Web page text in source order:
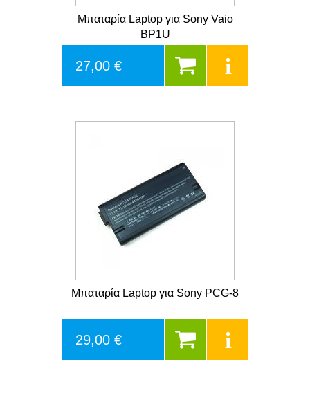
Μπαταρία Laptop για Sony Vaio
BP1U
27,00 €
Μπαταρία Laptop για Sony PCG-8
29,00 €